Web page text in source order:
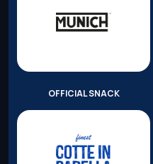
OFFICIAL SNACK